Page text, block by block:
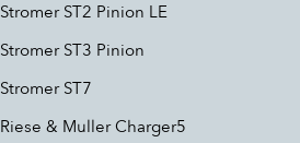
Stromer ST2 Pinion LE
Stromer ST3 Pinion
Stromer ST7
Riese & Muller Charger5